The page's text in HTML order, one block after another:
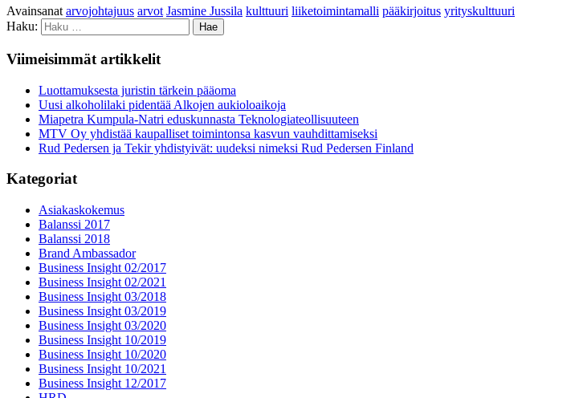
Avainsanat arvojohtajuus arvot Jasmine Jussila kulttuuri liiketoimintamalli pääkirjoitus yrityskulttuuri
Haku:
Viimeisimmät artikkelit
Luottamuksesta juristin tärkein pääoma
Uusi alkoholilaki pidentää Alkojen aukioloaikoja
Miapetra Kumpula-Natri eduskunnasta Teknologiateollisuuteen
MTV Oy yhdistää kaupalliset toimintonsa kasvun vauhdittamiseksi
Rud Pedersen ja Tekir yhdistyivät: uudeksi nimeksi Rud Pedersen Finland
Kategoriat
Asiakaskokemus
Balanssi 2017
Balanssi 2018
Brand Ambassador
Business Insight 02/2017
Business Insight 02/2021
Business Insight 03/2018
Business Insight 03/2019
Business Insight 03/2020
Business Insight 10/2019
Business Insight 10/2020
Business Insight 10/2021
Business Insight 12/2017